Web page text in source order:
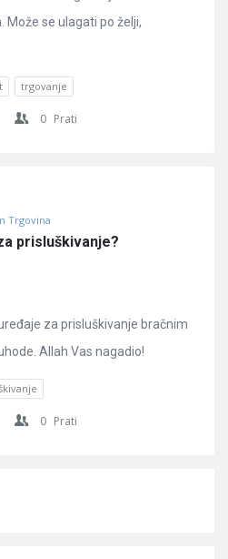
se ulagati po želji,
trgovanje
0 Prati
Trgovina
prisluškivanje?
za prisluškivanje bračnim
Allah Vas nagadio!
0 Prati